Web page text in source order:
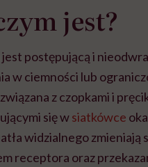
jest?
postępującą i
w ciemności lub
z czopkami i
się wsiatkówce
widzialnego zmieniają
receptora oraz